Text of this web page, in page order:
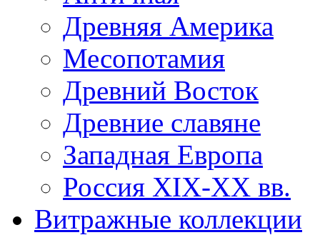
Древняя Америка
Месопотамия
Древний Восток
Древние славяне
Западная Европа
Россия XIX-XX вв.
Витражные коллекции